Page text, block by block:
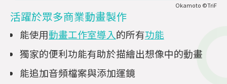
Okamoto ©TriF
活躍於眾多商業動畫製作
能使用動畫工作室導入的所有功能
獨家的便利功能有助於描繪出想像中的動畫
能追加音頻檔案與添加運鏡